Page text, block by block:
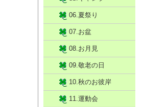
06.夏祭り
07.お盆
08.お月見
09.敬老の日
10.秋のお彼岸
11.運動会